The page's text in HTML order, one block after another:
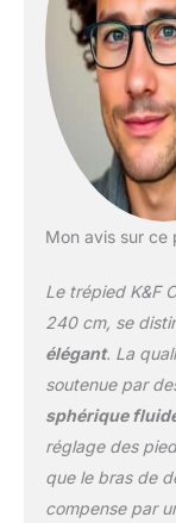
Mon avis sur ce
Le trépied K&F
240 cm, se
élégant. La
soutenue par
sphérique
réglage des
que le bras de
compense par